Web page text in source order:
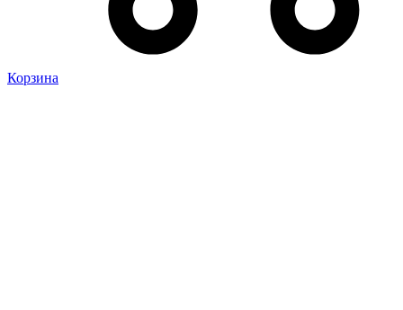
Корзина